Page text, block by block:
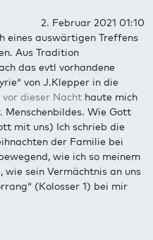
2. Februar 2021 01:10
eines auswärtigen Treffens
Aus Tradition
das evtl vorhandene
von J.Klepper in die
dieser Nacht haute mich
Menschenbildes. Wie Gott
mit uns) Ich schrieb die
der Familie bei
wie ich so meinem
sein Vermächtnis an uns
(Kolosser 1) bei mir